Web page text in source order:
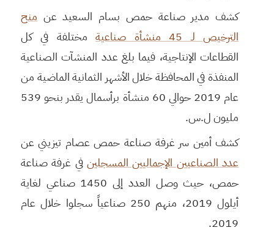
كشف مدير صناعة حمص بسام السعيد عنمنح
الترخيص لـ 45 منشأة صناعية
مختلفة في كل
القطاعات الإنتاجية، فيما بلغ عدد المنشآت الصناعية
المنفذة في المحافظة خلال الأشهر الثمانية الماضية من
عام 2019 حوالي 60 منشأة برأسمال يقدر بنحو 539
مليون ل.س.
كشف أمين سر غرفة صناعة حمص عصام تيزيني عن
عدد الصناعيين الإجماليين المسجلين في غرفة صناعة
حمص، حيث وصل العدد إلى 1450 صناعي لغاية
أيلول 2019، منهم 250 صناعياً سجلوا خلال عام
2019.